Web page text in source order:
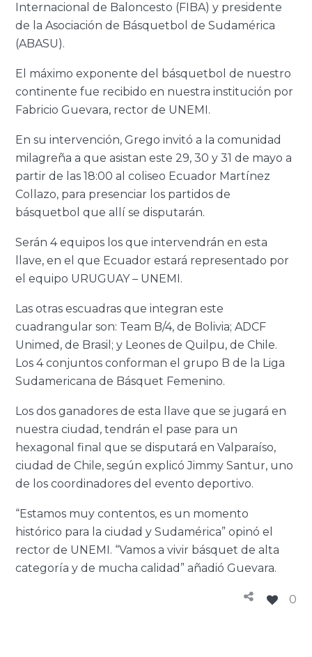
Internacional de Baloncesto (FIBA) y presidente
de la Asociación de Básquetbol de Sudamérica
(ABASU).
El máximo exponente del básquetbol de nuestro
continente fue recibido en nuestra institución por
Fabricio Guevara, rector de UNEMI.
En su intervención, Grego invitó a la comunidad
milagreña a que asistan este 29, 30 y 31 de mayo a
partir de las 18:00 al coliseo Ecuador Martínez
Collazo, para presenciar los partidos de
básquetbol que allí se disputarán.
Serán 4 equipos los que intervendrán en esta
llave, en el que Ecuador estará representado por
el equipo URUGUAY – UNEMI.
Las otras escuadras que integran este
cuadrangular son: Team B/4, de Bolivia; ADCF
Unimed, de Brasil; y Leones de Quilpu, de Chile.
Los 4 conjuntos conforman el grupo B de la Liga
Sudamericana de Básquet Femenino.
Los dos ganadores de esta llave que se jugará en
nuestra ciudad, tendrán el pase para un
hexagonal final que se disputará en Valparaíso,
ciudad de Chile, según explicó Jimmy Santur, uno
de los coordinadores del evento deportivo.
“Estamos muy contentos, es un momento
histórico para la ciudad y Sudamérica” opinó el
rector de UNEMI. “Vamos a vivir básquet de alta
categoría y de mucha calidad” añadió Guevara.
0